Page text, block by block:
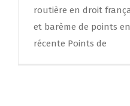
routière en droit
et barème de points
récente Points de